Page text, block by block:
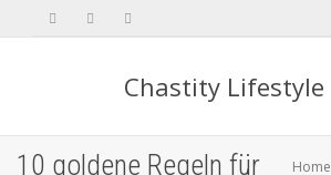
Chastity Lifestyle
10 goldene Regeln für
Home